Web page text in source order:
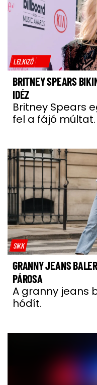
LELKIZŐ
BRITNEY SPEARS
IDÉZ
Britney Spears
fel a fájó múltat.
SIKK
GRANNY JEANS
PÁROSA
A granny jeans
hódít.